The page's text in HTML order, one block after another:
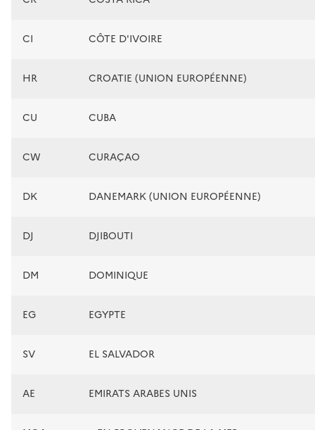
CI CÔTE D'IVOIRE
HR CROATIE (UNION EUROPÉENNE)
CU CUBA
CW CURAÇAO
DK DANEMARK (UNION EUROPÉENNE)
DJ DJIBOUTI
DM DOMINIQUE
EG EGYPTE
SV EL SALVADOR
AE EMIRATS ARABES UNIS